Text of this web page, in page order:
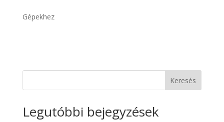
Gépekhez
Keresés
Legutóbbi bejegyzések